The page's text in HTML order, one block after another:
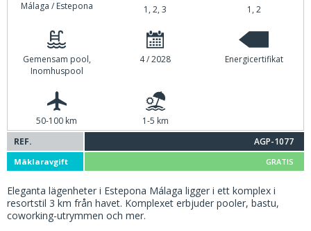
Málaga / Estepona 1, 2, 3 1, 2
Gemensam pool,
Inomhuspool
4 / 2028 Energicertifikat
50-100 km
1-5 km
REF.
AGP-1077
Mäklaravgift GRATIS
Eleganta lägenheter i Estepona Málaga ligger i ett komplex i
resortstil 3 km från havet. Komplexet erbjuder pooler, bastu,
coworking-utrymmen och mer.